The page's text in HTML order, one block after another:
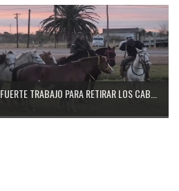
FUERTE TRABAJO PARA RETIRAR LOS CAB...